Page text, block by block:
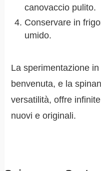
canovaccio pulito.
Conservare in
umido.
La sperimentazione
benvenuta, e la
versatilità, offre
nuovi e originali.